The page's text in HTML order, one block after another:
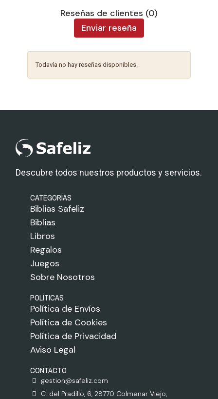
Reseñas de clientes (0)
Enviar reseña
Todavía no hay reseñas disponibles.
Descubre todos nuestros productos y servicios.
CATEGORÍAS
Biblias Safeliz
Biblias
Libros
Regalos
Juegos
Sobre Nosotros
POLÍTICAS
Política de Envíos
Política de Cookies
Política de Privacidad
Aviso Legal
CONTACTO
gestion@safeliz.com
C. del Pradillo, 6, 28770 Colmenar Viejo,